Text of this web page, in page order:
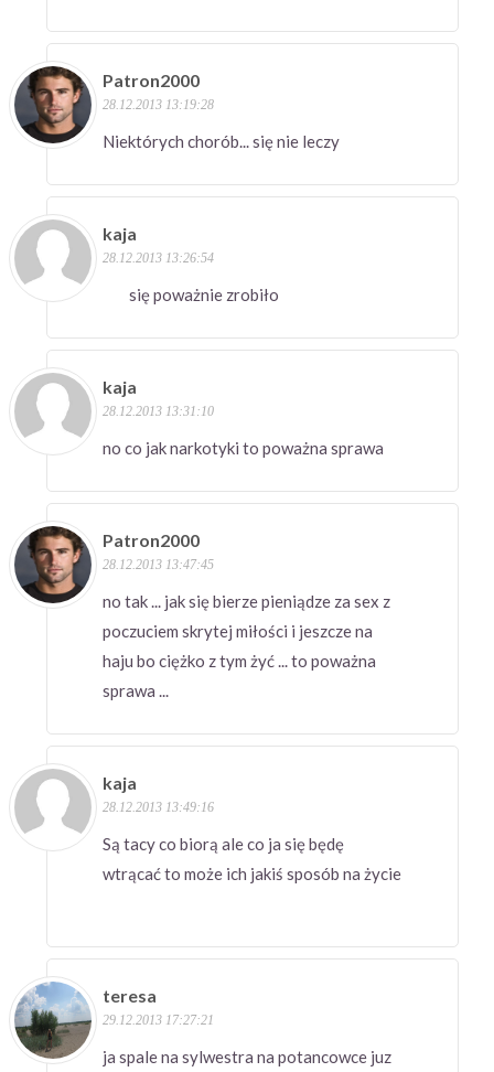
Patron2000
28.12.2013 13:19:28
Niektórych chorób... się nie leczy
kaja
28.12.2013 13:26:54
się poważnie zrobiło
kaja
28.12.2013 13:31:10
no co jak narkotyki to poważna sprawa
Patron2000
28.12.2013 13:47:45
no tak ... jak się bierze pieniądze za sex z
poczuciem skrytej miłości i jeszcze na
haju bo ciężko z tym żyć ... to poważna
sprawa ...
kaja
28.12.2013 13:49:16
Są tacy co biorą ale co ja się będę
wtrącać to może ich jakiś sposób na życie
teresa
29.12.2013 17:27:21
ja spale na sylwestra na potancowce juz